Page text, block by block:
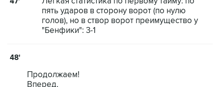
пять ударов в сторону ворот (по нулю
голов), но в створ ворот преимущество у
"Бенфики": 3-1
48'
Продолжаем!
Вперед,